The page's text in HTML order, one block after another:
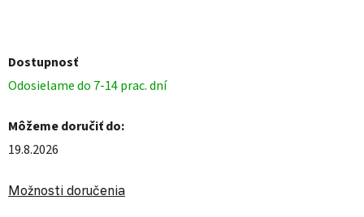
Dostupnosť
Odosielame do 7-14 prac. dní
Môžeme doručiť do:
19.8.2026
Možnosti doručenia